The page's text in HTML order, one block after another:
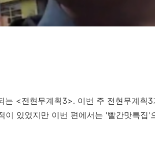
는 <전현무계획3>. 이번 주 전현무계획3
이 있었지만 이번 편에서는 '빨간맛특집'